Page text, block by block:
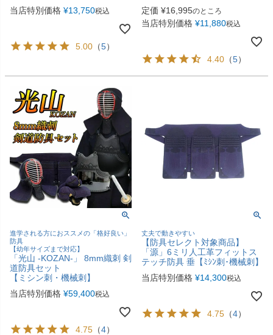
当店特別価格 ¥13,750税込
5.00 （5）
定価 ¥16,995のところ
当店特別価格 ¥11,880税込
4.40 （5）
進学される方におススメの「格好良い」
防具
【幼年サイズまで対応】
「光山 -KOZAN-」 8mm織刺 剣
道防具セット
【ミシン刺・機械刺】
当店特別価格 ¥59,400税込
4.75 （4）
丈夫で動きやすい
【防具セレクト対象商品】
「源」6ミリ人工革フィットス
テッチ防具 垂【ﾐｼﾝ刺･機械刺】
当店特別価格 ¥14,300税込
4.75 （4）